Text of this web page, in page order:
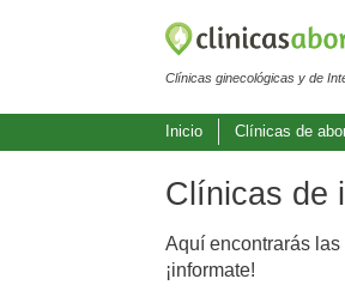
Clínicas ginecológicas y de
Inicio Clínicas de
Clínicas de
Aquí encontrarás las
¡informate!